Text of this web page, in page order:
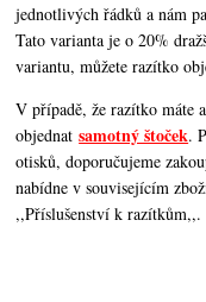
jednotlivých řádků a nám
Tato varianta je o 20%
variantu, můžete razítko
V případě, že razítko máte
objednatsamotný štoček.
otisků, doporučujeme
nabídne v souvisejícím
,,Příslušenství k razítkům,,.